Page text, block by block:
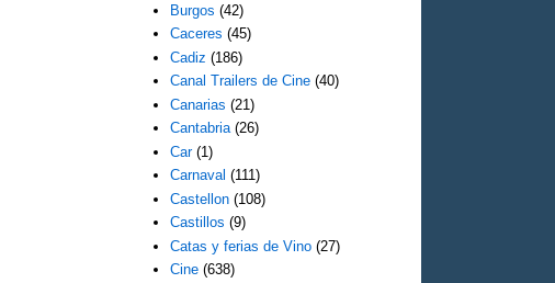
Burgos (42)
Caceres (45)
Cadiz (186)
Canal Trailers de Cine (40)
Canarias (21)
Cantabria (26)
Car (1)
Carnaval (111)
Castellon (108)
Castillos (9)
Catas y ferias de Vino (27)
Cine (638)